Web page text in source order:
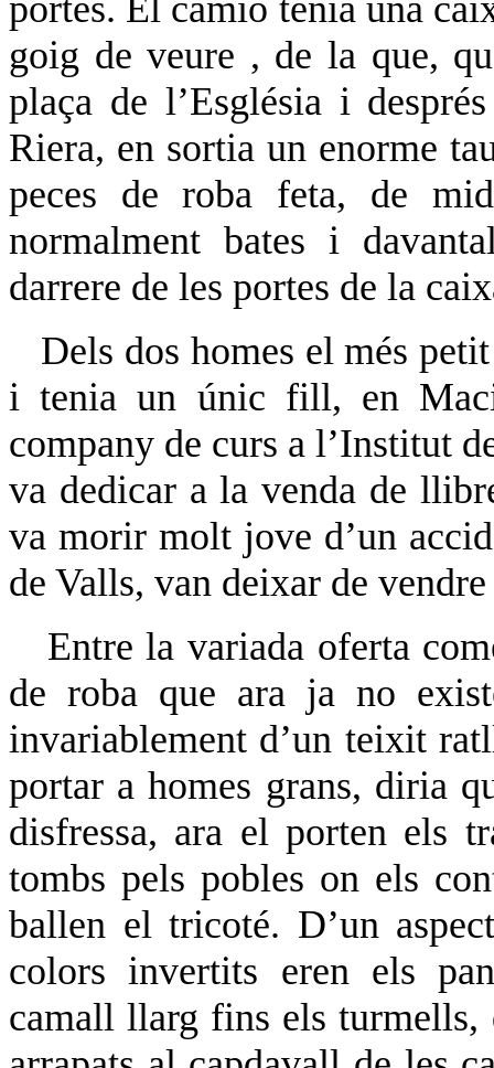
goig de veure , de la que,
plaça de l’Església i
Riera, en sortia un enorme
peces de roba feta, de
normalment bates i
darrere de les portes de la
Dels dos homes el més
i tenia un únic fill, en
company de curs a l’Institut
va dedicar a la venda de
va morir molt jove d’un
de Valls, van deixar de
Entre la variada oferta
de roba que ara ja no
invariablement d’un teixit
portar a homes grans, diria
disfressa, ara el porten els
tombs pels pobles on els
ballen el tricoté. D’un
colors invertits eren els
camall llarg fins els turmells,